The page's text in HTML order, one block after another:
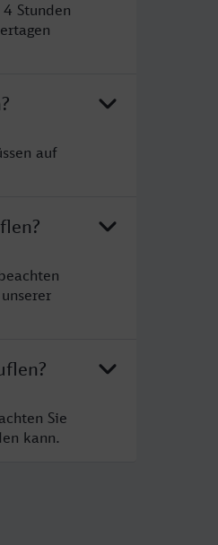
Stunden
auf
Sie
kann.